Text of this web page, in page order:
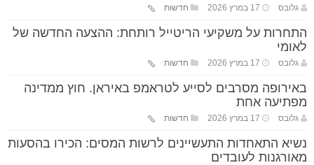
גלובס 17 במרץ 2026 חדשות
התחרות על משקיעי הריטייל רותחת: ההצעה החדשה של
לאומי
גלובס 17 במרץ 2026 חדשות
באירופה מסרבים לסייע לטראמפ באיראן. חוץ ממדינה
מפתיעה אחת
גלובס 17 במרץ 2026 חדשות
נשיא התאחדות התעשיינים לרשות המסים: הכירו בהסעות
מאורגנות לעובדים